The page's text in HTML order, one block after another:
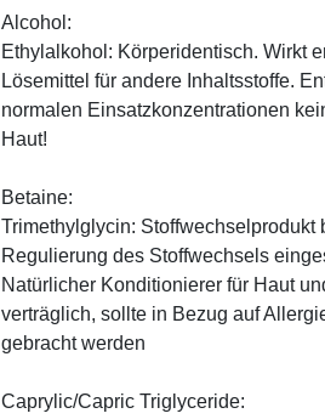
Alcohol:
Ethylalkohol: Körperidentisch. Wirkt
Lösemittel für andere Inhaltsstoffe.
normalen Einsatzkonzentrationen
Haut!
Betaine:
Trimethylglycin:
Regulierung des Stoffwechsels
Natürlicher Konditionierer für Haut
verträglich, sollte in Bezug auf
gebracht werden
Caprylic/Capric Triglyceride: